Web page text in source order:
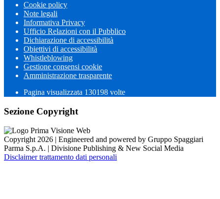
Cookie policy
Note legali
Informativa Privacy
Ufficio Relazioni con il Pubblico
Dichiarazione di accessibilità
Obiettivi di accessibilità
Whistleblowing
Gestione consensi cookie
Amministrazione trasparente
Pagina visualizzata 130198 volte
Sezione Copyright
Copyright 2026 | Engineered and powered by Gruppo Spaggiari
Parma S.p.A. | Divisione Publishing & New Social Media
Disclaimer trattamento dati personali